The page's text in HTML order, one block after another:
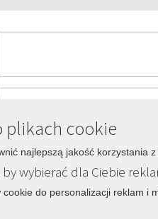
plikach cookie
najlepszą jakość korzystania z
wybierać dla Ciebie
do personalizacji reklam i